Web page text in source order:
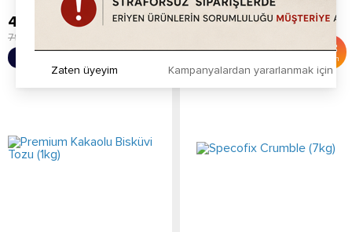
%44
445.20 TL
799.00
%38
İndirim
1,554.00TL
Kampanyalardan yararlanmak için
Zaten üyeyim